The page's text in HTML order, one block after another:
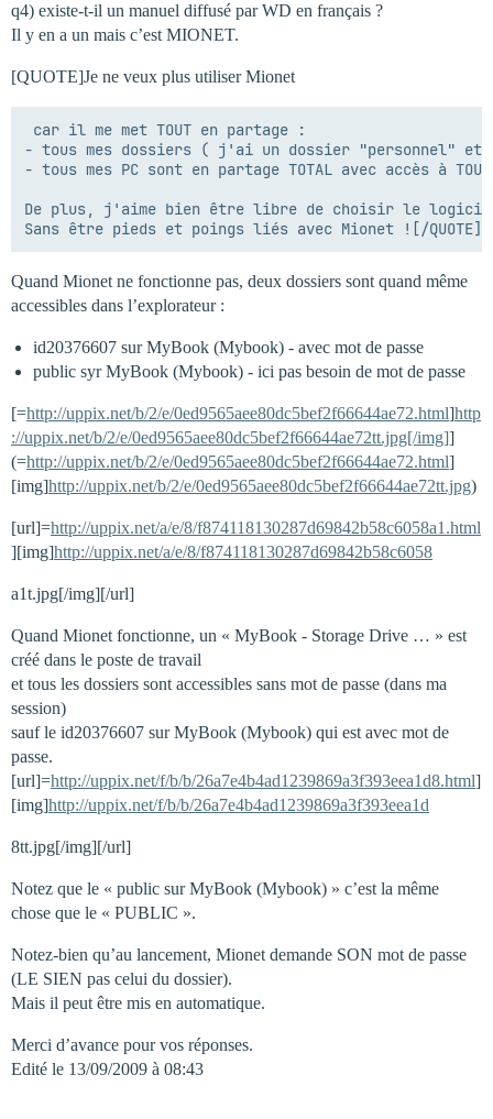
q4) existe-t-il un manuel diffusé par WD en français ?
Il y en a un mais c’est MIONET.
[QUOTE]Je ne veux plus utiliser Mionet
car il me met TOUT en partage :
- tous mes dossiers ( j'ai un dossier "personnel" et
- tous mes PC sont en partage TOTAL avec accès à
De plus, j'aime bien être libre de choisir le logiciel
Quand Mionet ne fonctionne pas, deux dossiers sont quand même
accessibles dans l’explorateur :
id20376607 sur MyBook (Mybook) - avec mot de passe
public syr MyBook (Mybook) - ici pas besoin de mot de passe
[=http://uppix.net/b/2/e/0ed9565aee80dc5bef2f66644ae72.html]http
://uppix.net/b/2/e/0ed9565aee80dc5bef2f66644ae72tt.jpg[/img]]
(=http://uppix.net/b/2/e/0ed9565aee80dc5bef2f66644ae72.html]
[img]http://uppix.net/b/2/e/0ed9565aee80dc5bef2f66644ae72tt.jpg)
[url]=http://uppix.net/a/e/8/f874118130287d69842b58c6058a1.html
][img]http://uppix.net/a/e/8/f874118130287d69842b58c6058
a1t.jpg[/img][/url]
Quand Mionet fonctionne, un « MyBook - Storage Drive … » est
créé dans le poste de travail
et tous les dossiers sont accessibles sans mot de passe (dans ma
session)
sauf le id20376607 sur MyBook (Mybook) qui est avec mot de
passe.
[url]=http://uppix.net/f/b/b/26a7e4b4ad1239869a3f393eea1d8.html]
[img]http://uppix.net/f/b/b/26a7e4b4ad1239869a3f393eea1d
8tt.jpg[/img][/url]
Notez que le « public sur MyBook (Mybook) » c’est la même
chose que le « PUBLIC ».
Notez-bien qu’au lancement, Mionet demande SON mot de passe
(LE SIEN pas celui du dossier).
Mais il peut être mis en automatique.
Merci d’avance pour vos réponses.
Edité le 13/09/2009 à 08:43